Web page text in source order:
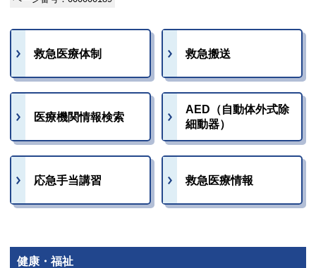
救急医療体制 救急搬送
医療機関情報検索
AED（自動体外式除
細動器）
応急手当講習 救急医療情報
健康・福祉